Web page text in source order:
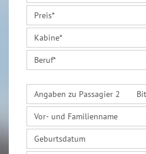
Preis*
Kabine*
Beruf*
Angaben zu Passagier 2
Vor- und Familienname
Geburtsdatum